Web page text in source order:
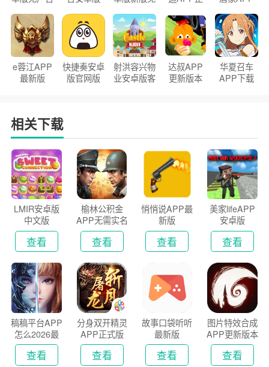
e蓉江APP
最新版
快捷奏安卓
版官网版
射洪容兴物
业安卓版客
达叔APP
更新版本
华夏召车
APP下载
相关下载
LMIR安卓版
中文版
查看
榆林公积金
APP无需实名
认证版
查看
悄悄说APP最
新版
查看
美家lifeAPP
安卓版
查看
稿稿平台APP
怎么2026最
新版
查看
分身双开精灵
APP正式版
查看
故事口袋听听
最新版
查看
图片特效合成
APP更新版本
2026
查看